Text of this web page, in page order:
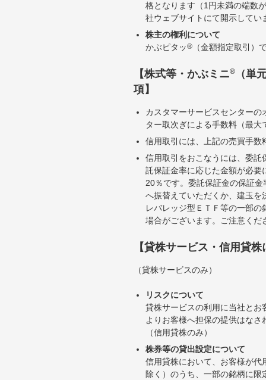
格となります（1円未満の端数
社ウェブサイトにて開示して
株主の権利について
かぶピタッ® （金額指定取引）
【株式等・かぶミニ®
（単
項】
カスタマーサービスセンター
ター取次ぎによる手数料（最
信用取引には、上記の売買手
信用取引をおこなうには、委
託保証金率に応じた金額が必
20％です。委託保証金の保証
へ振替えていただくか、建玉
レバレッジ型ＥＴＦ等の一部
場合がございます。ご注意くだ
【貸株サービス・信用貸
（貸株サービスのみ）
リスクについて
貸株サービスの利用に当社と
よりお客様へ担保の提供はなさ
（信用貸株のみ）
株券等の貸出設定について
信用貸株において、お客様が
除く）のうち、一部の銘柄に